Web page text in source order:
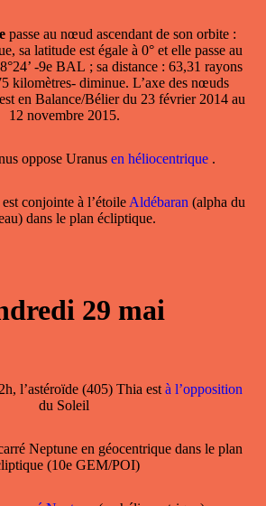
passe au nœud ascendantde son orbite :
sa latitude est égale à 0° et elle passe au
-9e BAL ; sa distance : 63,31 rayons
kilomètres- diminue. L’axe des nœuds
en Balance/Bélier du 23 février 2014 au
12 novembre 2015.
oppose Uranus en héliocentrique .
conjointe à l’étoileAldébaran (alpha du
dans le plan écliptique.
29 mai
l’astéroïde (405) Thia està l’opposition
du Soleil
Neptune en géocentrique dans le plan
(10e GEM/POI)